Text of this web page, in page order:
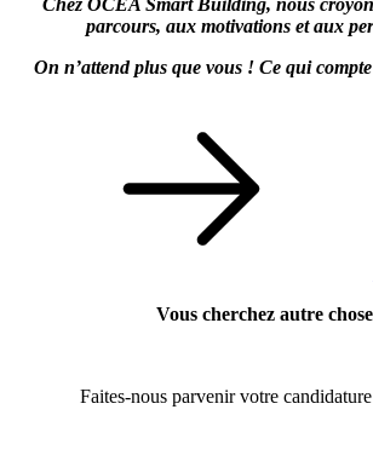
Chez OCEA Smart Building, nous
parcours, aux motivations et aux
On n’attend plus que vous ! Ce qui compte
Vous cherchez autre
Faites-nous parvenir votre